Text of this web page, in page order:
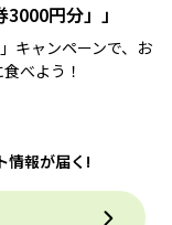
3000円分」」
キャンペーンで、お
べよう！
情報が届く!